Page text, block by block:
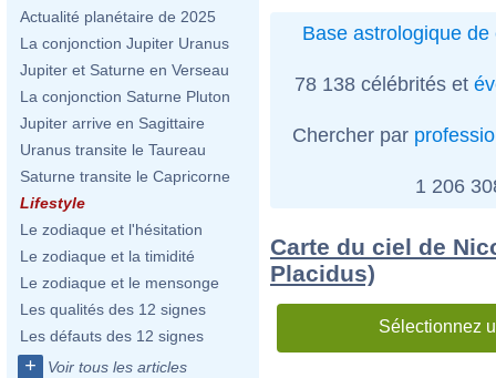
Actualité planétaire de 2025
La conjonction Jupiter Uranus
Jupiter et Saturne en Verseau
La conjonction Saturne Pluton
Jupiter arrive en Sagittaire
Uranus transite le Taureau
Saturne transite le Capricorne
Lifestyle
Le zodiaque et l'hésitation
Le zodiaque et la timidité
Le zodiaque et le mensonge
Les qualités des 12 signes
Les défauts des 12 signes
+ Voir tous les articles
Base astrologique de
78 138 célébrités et
Chercher par
1 206
Carte du ciel de
Placidus)
Sélectionnez